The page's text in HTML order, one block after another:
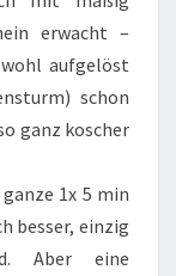
erwacht –
aufgelöst
schon
ganz koscher
1x 5 min
besser, einzig
Aber eine